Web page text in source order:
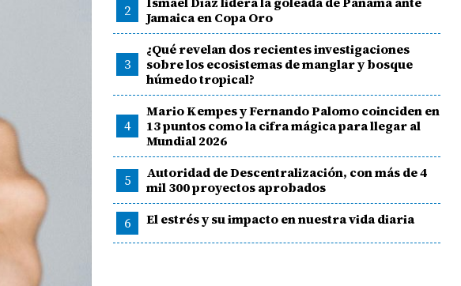
2
Jamaica en Copa Oro
3
¿Qué revelan dos recientes investigaciones
sobre los ecosistemas de manglar y bosque
húmedo tropical?
4
Mario Kempes y Fernando Palomo coinciden en
13 puntos como la cifra mágica para llegar al
Mundial 2026
5
Autoridad de Descentralización, con más de 4
mil 300 proyectos aprobados
6 El estrés y su impacto en nuestra vida diaria